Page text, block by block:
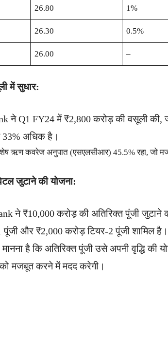
26.80 1%
26.30 0.5%
26.00 –
में सुधार:
ने Q1 FY24 में ₹2,800 करोड़ की वसूली की,
अधिक है।
ऋण कवरेज अनुपात (एसएलसीआर) 45.5% रहा, जो
जुटाने की योजना:
ने ₹10,000 करोड़ की अतिरिक्त पूंजी जुटाने
पूंजी और ₹2,000 करोड़ टियर-2 पूंजी शामिल है।
​​है कि अतिरिक्त पूंजी उसे अपनी वृद्धि की
को मजबूत करने में मदद करेगी।